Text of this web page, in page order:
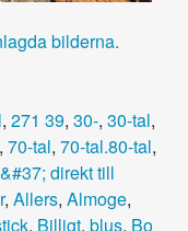
bilderna.
, 271 39, 30-, 30-tal,
, 70-tal, 70-tal.80-tal,
direkt till
, Allers, Almoge,
, Billigt, blus, Bo